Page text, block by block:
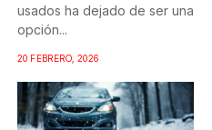
usados ha dejado de ser una
opción...
20 FEBRERO, 2026